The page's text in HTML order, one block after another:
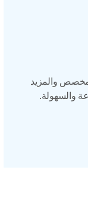
والمزيد
والسهولة.